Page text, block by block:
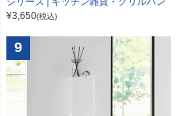
¥3,650(税込)
9